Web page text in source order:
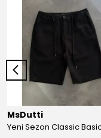
MsDutti